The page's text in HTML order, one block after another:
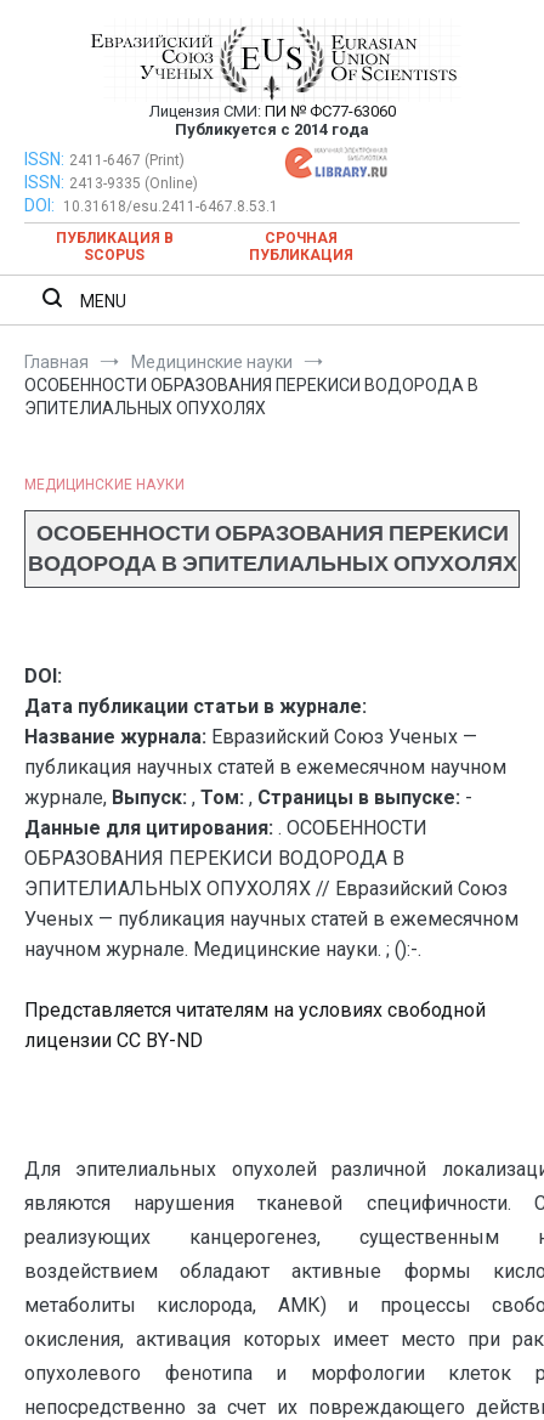
Евразийский Союз Ученых —
публикация научных статей в
ежемесячном научном журнале
Лицензия СМИ: ПИ № ФС77-63060
Публикуется с 2014 года
Евразийский Союз Ученых — публикация научных статей в
ежемесячном научном журнале
ISSN: 2411-6467 (Print)
ISSN: 2413-9335 (Online)
DOI:
10.31618/esu.2411-6467.8.53.1
ПУБЛИКАЦИЯ В
SCOPUS
СРОЧНАЯ
ПУБЛИКАЦИЯ
MENU
Главная
Медицинские науки
ОСОБЕННОСТИ ОБРАЗОВАНИЯ ПЕРЕКИСИ ВОДОРОДА В
ЭПИТЕЛИАЛЬНЫХ ОПУХОЛЯХ
МЕДИЦИНСКИЕ НАУКИ
ОСОБЕННОСТИ ОБРАЗОВАНИЯ ПЕРЕКИСИ
ВОДОРОДА В ЭПИТЕЛИАЛЬНЫХ ОПУХОЛЯХ
DOI:
Дата публикации статьи в журнале:
Название журнала: Евразийский Союз Ученых —
публикация научных статей в ежемесячном научном
журнале, Выпуск: , Том: , Страницы в выпуске: -
Данные для цитирования: . ОСОБЕННОСТИ
ОБРАЗОВАНИЯ ПЕРЕКИСИ ВОДОРОДА В
ЭПИТЕЛИАЛЬНЫХ ОПУХОЛЯХ // Евразийский Союз
Ученых — публикация научных статей в ежемесячном
научном журнале. Медицинские науки. ; ():-.
Представляется читателям на условиях свободной
лицензии CC BY-ND
Для эпителиальных опухолей различной
являются нарушения тканевой специфичности.
реализующих канцерогенез, существенным
воздействием обладают активные формы
метаболиты кислорода, АМК) и процессы
окисления, активация которых имеет место при
опухолевого фенотипа и морфологии клеток
непосредственно за счет их повреждающего